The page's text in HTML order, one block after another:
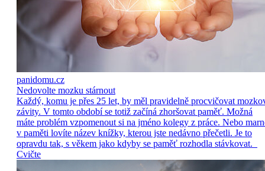
panidomu.cz
Nedovolte mozku stárnout
Každý, komu je přes 25 let, by měl pravidelně procvičovat
závity. V tomto období se totiž začíná zhoršovat paměť. Možná
máte problém vzpomenout si na jméno kolegy z práce. Nebo
v paměti lovíte název knížky, kterou jste nedávno přečetli. Je to
opravdu tak, s věkem jako kdyby se paměť rozhodla stávkovat.
Cvičte